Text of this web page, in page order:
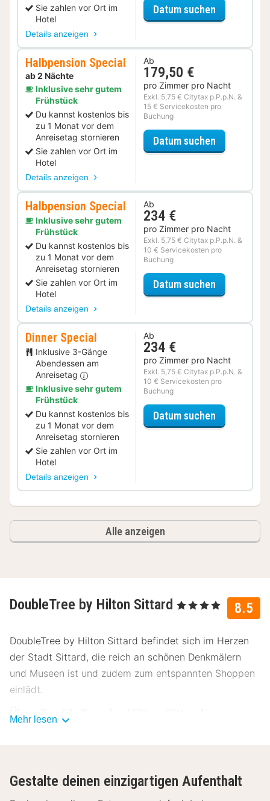
Sie zahlen vor Ort im
Hotel
Details anzeigen
Datum suchen
Halbpension Special
ab 2 Nächte
Inklusive sehr gutem
Frühstück
Du kannst kostenlos bis
zu 1 Monat vor dem
Anreisetag stornieren
Sie zahlen vor Ort im
Hotel
Details anzeigen
Ab
179,50 €
pro Zimmer pro Nacht
Exkl. 5,75 € Citytax p.P.p.N. &
15 € Servicekosten pro
Buchung
Datum suchen
Halbpension Special
Inklusive sehr gutem
Frühstück
Du kannst kostenlos bis
zu 1 Monat vor dem
Anreisetag stornieren
Sie zahlen vor Ort im
Hotel
Details anzeigen
Ab
234 €
pro Zimmer pro Nacht
Exkl. 5,75 € Citytax p.P.p.N. &
10 € Servicekosten pro
Buchung
Datum suchen
Dinner Special
Inklusive 3-Gänge
Abendessen am
Anreisetag
Inklusive sehr gutem
Frühstück
Du kannst kostenlos bis
zu 1 Monat vor dem
Anreisetag stornieren
Sie zahlen vor Ort im
Hotel
Details anzeigen
Ab
234 €
pro Zimmer pro Nacht
Exkl. 5,75 € Citytax p.P.p.N. &
10 € Servicekosten pro
Buchung
Datum suchen
Alle anzeigen
8.5
DoubleTree by Hilton Sittard , 4 Sterne
DoubleTree by Hilton Sittard befindet sich im Herzen
der Stadt Sittard, die reich an schönen Denkmälern
und Museen ist und zudem zum entspannten Shoppen
einlädt.
Über DoubleTree by Hilton Sittard
perfekt für einen Stadtbummel oder Ausflüge in die
Mehr lesen
Gestalte deinen einzigartigen Aufenthalt